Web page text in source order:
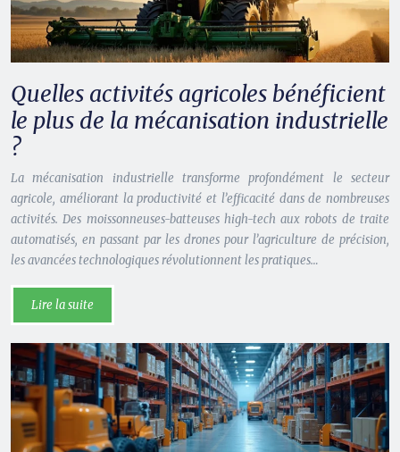
Quelles activités agricoles bénéficient
le plus de la mécanisation industrielle
?
La mécanisation industrielle transforme profondément le secteur
agricole, améliorant la productivité et l’efficacité dans de nombreuses
activités. Des moissonneuses-batteuses high-tech aux robots de traite
automatisés, en passant par les drones pour l’agriculture de précision,
les avancées technologiques révolutionnent les pratiques…
Lire la suite